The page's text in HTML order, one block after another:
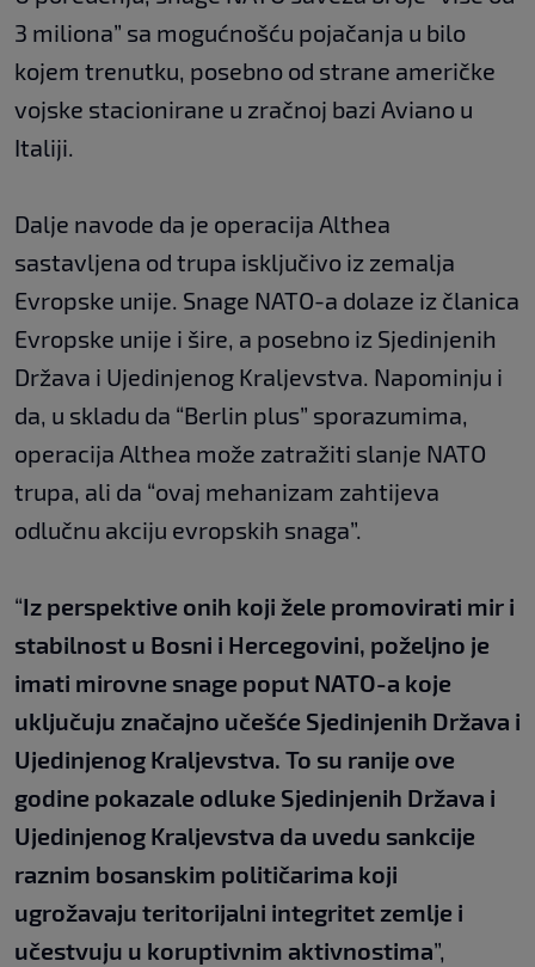
3 miliona” sa mogućnošću pojačanja u bilo
kojem trenutku, posebno od strane američke
vojske stacionirane u zračnoj bazi Aviano u
Italiji.
Dalje navode da je operacija Althea
sastavljena od trupa isključivo iz zemalja
Evropske unije. Snage NATO-a dolaze iz članica
Evropske unije i šire, a posebno iz Sjedinjenih
Država i Ujedinjenog Kraljevstva. Napominju i
da, u skladu da “Berlin plus” sporazumima,
operacija Althea može zatražiti slanje NATO
trupa, ali da “ovaj mehanizam zahtijeva
odlučnu akciju evropskih snaga”.
“Iz perspektive onih koji žele promovirati mir i
stabilnost u Bosni i Hercegovini, poželjno je
imati mirovne snage poput NATO-a koje
uključuju značajno učešće Sjedinjenih Država i
Ujedinjenog Kraljevstva. To su ranije ove
godine pokazale odluke Sjedinjenih Država i
Ujedinjenog Kraljevstva da uvedu sankcije
raznim bosanskim političarima koji
ugrožavaju teritorijalni integritet zemlje i
učestvuju u koruptivnim aktivnostima”,